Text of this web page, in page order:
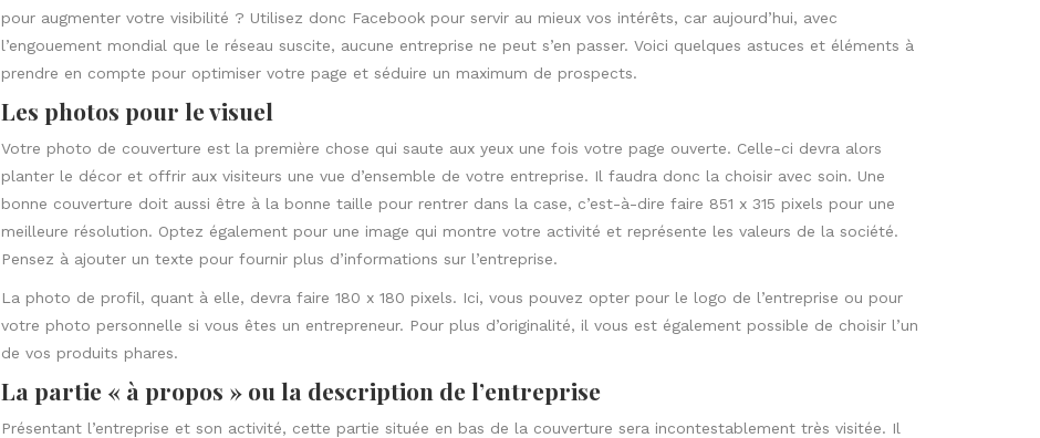
pour augmenter votre visibilité ? Utilisez donc Facebook pour servir au mieux vos intérêts, car aujourd’hui, avec
l’engouement mondial que le réseau suscite, aucune entreprise ne peut s’en passer. Voici quelques astuces et éléments à
prendre en compte pour optimiser votre page et séduire un maximum de prospects.
Les photos pour le visuel
Votre photo de couverture est la première chose qui saute aux yeux une fois votre page ouverte. Celle-ci devra alors
planter le décor et offrir aux visiteurs une vue d’ensemble de votre entreprise. Il faudra donc la choisir avec soin. Une
bonne couverture doit aussi être à la bonne taille pour rentrer dans la case, c’est-à-dire faire 851 x 315 pixels pour une
meilleure résolution. Optez également pour une image qui montre votre activité et représente les valeurs de la société.
Pensez à ajouter un texte pour fournir plus d’informations sur l’entreprise.
La photo de profil, quant à elle, devra faire 180 x 180 pixels. Ici, vous pouvez opter pour le logo de l’entreprise ou pour
votre photo personnelle si vous êtes un entrepreneur. Pour plus d’originalité, il vous est également possible de choisir l’un
de vos produits phares.
La partie « à propos » ou la description de l’entreprise
Présentant l’entreprise et son activité, cette partie située en bas de la couverture sera incontestablement très visitée. Il